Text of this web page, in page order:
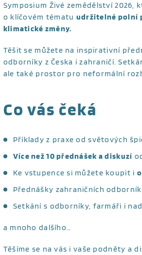
Symposium Živé zemědělství
o klíčovém tématu udržitelné polní
klimatické změny.
Těšit se můžete na inspirativní
odborníky z Česka i zahraničí.
ale také prostor pro neformální
Co vás čeká
Příklady z praxe od světových
Více než 10 přednášek a diskuzí
Ke vstupence si můžete koupit i
Přednášky zahraničních
Setkání s odborníky, farmáři i
a mnoho dalšího…
Těšíme se na vás i vaše podněty a